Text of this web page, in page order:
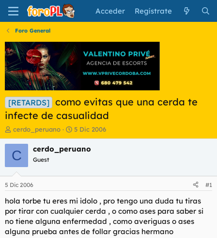
Acceder Regístrate
Foro General
[RETARDS]
como evitas que una cerda te
infecte de casualidad
I
n
i
c
a
d
o
r
e
l
t
cerdo_peruano
F
e
c
i
n
i
c
i
o
5 Dic 2006
C cerdo_peruano
Guest
5 Dic 2006 #1
hola torbe tu eres mi idolo , pro tengo una duda tu tiras
por tirar con cualquier cerda , o como ases para saber si
no tiene alguna enfermedad , como averiguas o ases
alguna prueba antes de follar gracias hermano